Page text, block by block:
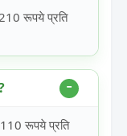
रूपये प्रति
रूपये प्रति